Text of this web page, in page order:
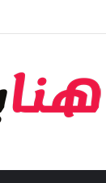
“تيم آر تي” في